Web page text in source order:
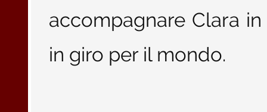
accompagnare Clara
in giro per il mondo.